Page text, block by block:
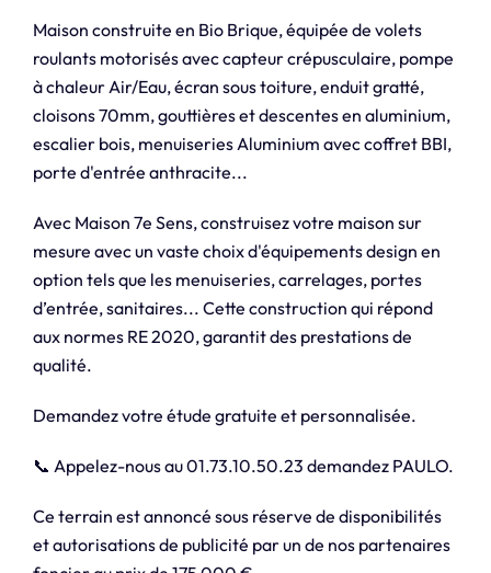
Maison construite en Bio Brique, équipée de volets
roulants motorisés avec capteur crépusculaire, pompe
à chaleur Air/Eau, écran sous toiture, enduit gratté,
cloisons 70mm, gouttières et descentes en aluminium,
escalier bois, menuiseries Aluminium avec coffret BBI,
porte d'entrée anthracite...
Avec Maison 7e Sens, construisez votre maison sur
mesure avec un vaste choix d'équipements design en
option tels que les menuiseries, carrelages, portes
d’entrée, sanitaires... Cette construction qui répond
aux normes RE 2020, garantit des prestations de
qualité.
Demandez votre étude gratuite et personnalisée.
📞 Appelez-nous au 01.73.10.50.23 demandez PAULO.
Ce terrain est annoncé sous réserve de disponibilités
et autorisations de publicité par un de nos partenaires